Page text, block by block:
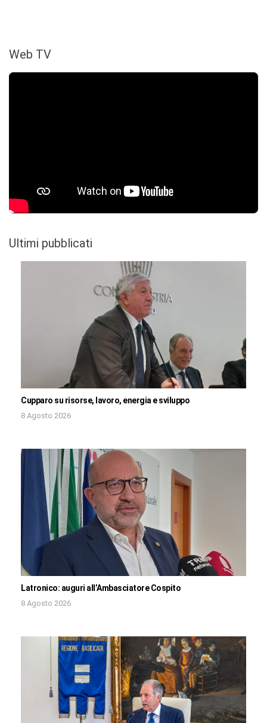
Web TV
Ultimi pubblicati
Cupparo su risorse, lavoro, energia e sviluppo
8 Agosto 2026
Latronico: auguri all’Ambasciatore Cospito
8 Agosto 2026